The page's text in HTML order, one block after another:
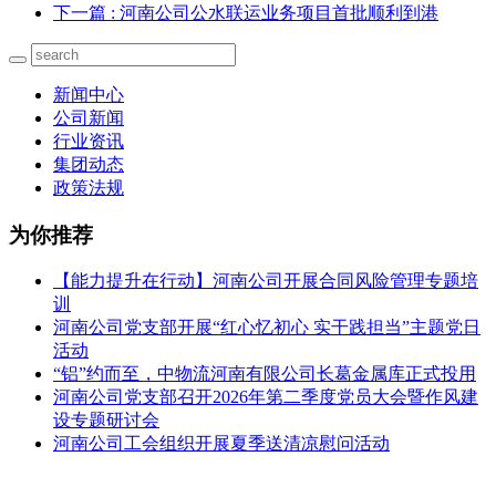
下一篇 : 河南公司公水联运业务项目首批顺利到港
新闻中心
公司新闻
行业资讯
集团动态
政策法规
为你推荐
【能力提升在行动】河南公司开展合同风险管理专题培
训
河南公司党支部开展“红心忆初心 实干践担当”主题党日
活动
“铝”约而至，中物流河南有限公司长葛金属库正式投用
河南公司党支部召开2026年第二季度党员大会暨作风建
设专题研讨会
河南公司工会组织开展夏季送清凉慰问活动